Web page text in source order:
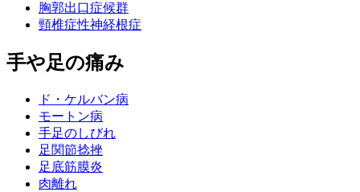
胸郭出口症候群
頸椎症性神経根症
手や足の痛み
ド・ケルバン病
モートン病
手足のしびれ
足関節捻挫
足底筋膜炎
肉離れ